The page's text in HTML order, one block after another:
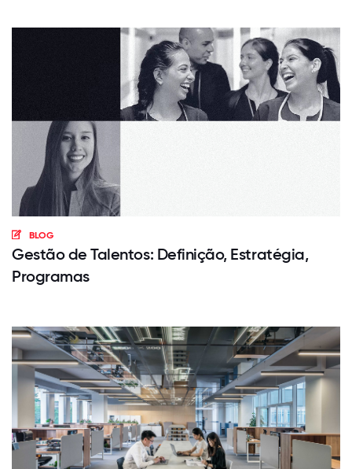
BLOG
Gestão de Talentos: Definição, Estratégia,
Programas